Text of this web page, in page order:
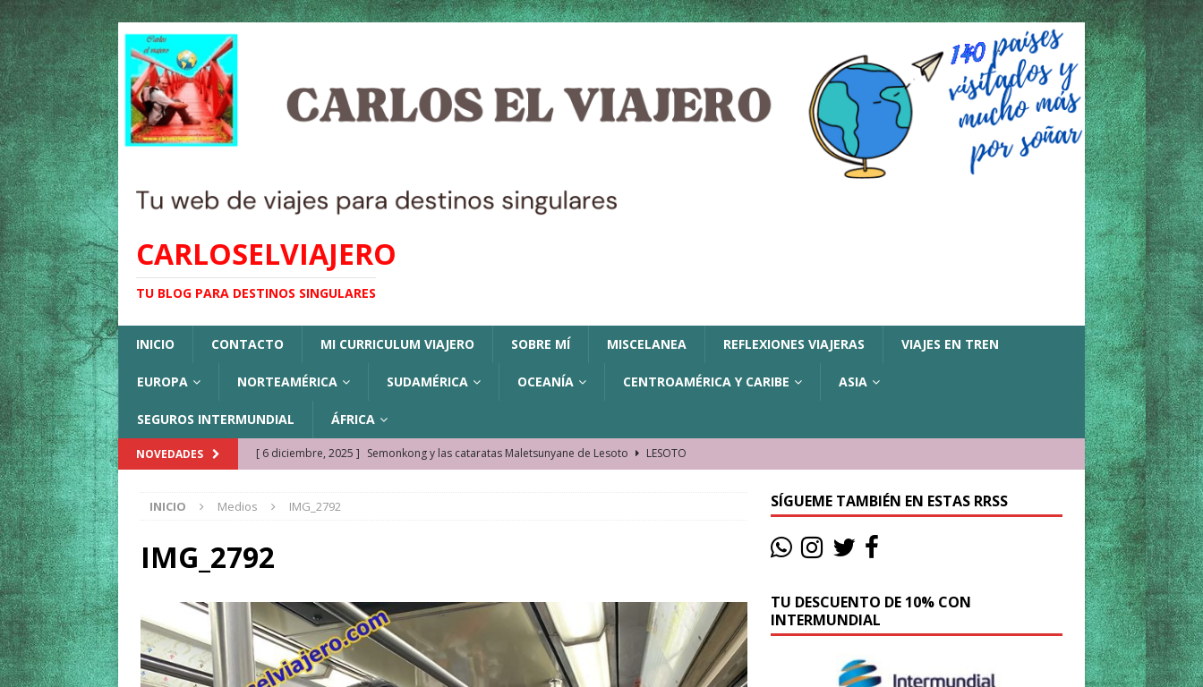
CARLOSELVIAJERO
TU BLOG PARA DESTINOS SINGULARES
INICIO CONTACTO MI CURRICULUM VIAJERO SOBRE MÍ MISCELANEA REFLEXIONES VIAJERAS VIAJES EN TREN
EUROPA NORTEAMÉRICA SUDAMÉRICA OCEANÍA CENTROAMÉRICA Y CARIBE ASIA
SEGUROS INTERMUNDIAL ÁFRICA
NOVEDADES [ 6 diciembre, 2025 ] Semonkong y las cataratas Maletsunyane de Lesoto
LESOTO
KAZAJISTÁN
[ 22 noviembre, 2025 ]
[ 9 octubre, 2025 ] JAMAICA. La historia de la misteriosa avioneta de la playa
JAMAICA
[ 27 septiembre, 2025 ] Cómo moverse en Seychelles de manera sostenible
SEYCHELLES
[ 3 agosto, 2025 ] Qué ver en Manama. La capital de Baréin
BARÉIN
INICIO Medios IMG_2792
IMG_2792
SÍGUEME TAMBIÉN EN ESTAS RRSS
TU DESCUENTO DE 10% CON
INTERMUNDIAL